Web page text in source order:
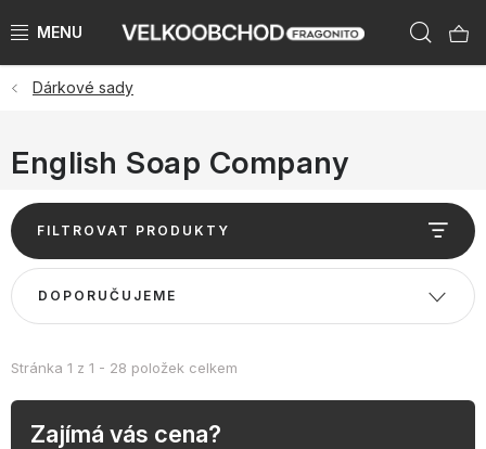
na
NAŠE ZNAČKY
PŘEDPRODEJ VÁNOCE 2026
NOVINKY 2026
KATEGORIE
ZNAČKY PODLE ZEMÍ
VÝPRODEJ SKLADU AŽ -50 %
KATALOGY
Dárkové sady
English Soap Company
FILTROVAT PRODUKTY
V
ý
p
i
p
r
Zajímá vás cena?
Stránka 1 z 1 - 28 položek celkem
Ř
a
e
n
DOPORUČUJEME